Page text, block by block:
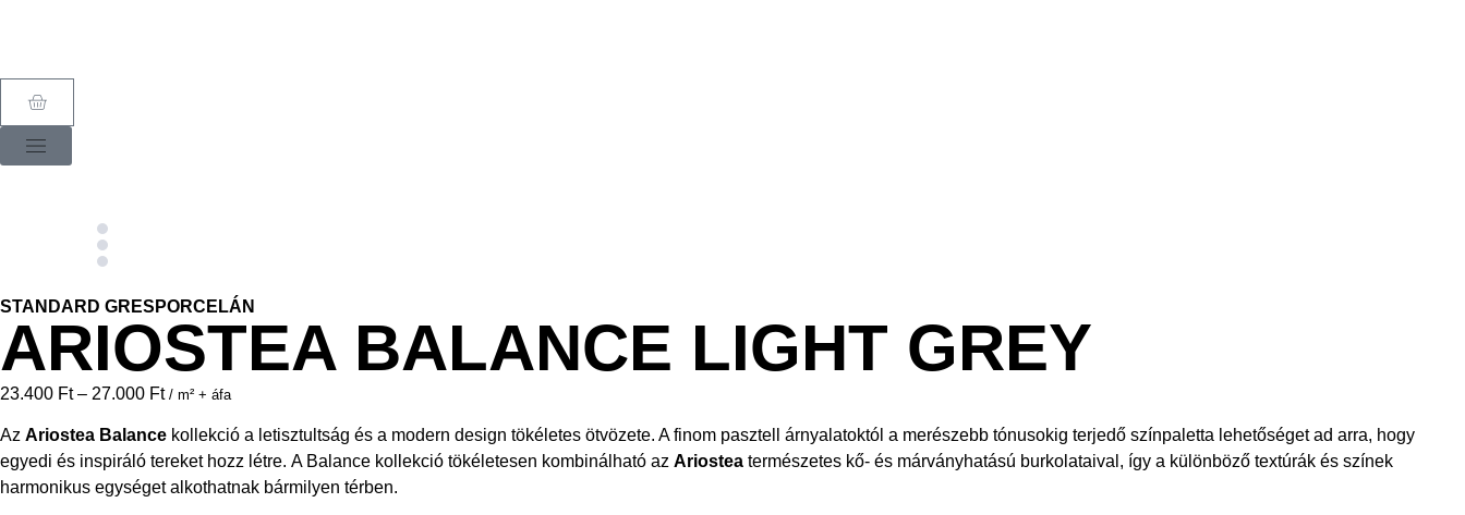
STANDARD GRESPORCELÁN
ARIOSTEA BALANCE LIGHT GREY
23.400 Ft – 27.000 Ft/ m² + áfa
Az Ariostea Balance kollekció a letisztultság és a modern design tökéletes ötvözete. A finom pasztell árnyalatoktól a merészebb tónusokig terjedő színpaletta lehetőséget ad arra, hogy
egyedi és inspiráló tereket hozz létre. A Balance kollekció tökéletesen kombinálható az Ariostea természetes kő- és márványhatású burkolataival, így a különböző textúrák és színek
harmonikus egységet alkothatnak bármilyen térben.